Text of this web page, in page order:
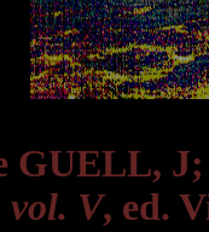
GUELL,
vol. V, ed.